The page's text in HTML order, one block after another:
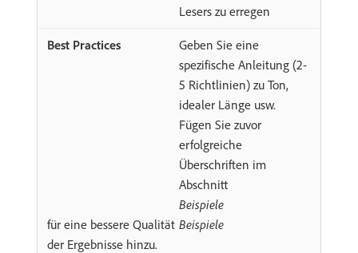
Lesers zu erregen
Geben Sie eine
spezifische Anleitung (2-
5 Richtlinien) zu Ton,
idealer Länge usw.
Fügen Sie zuvor
erfolgreiche
Überschriften im
Abschnitt
Beispiele
für eine bessere Qualität
der Ergebnisse hinzu.
Beispiele